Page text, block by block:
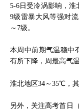
5-6日受冷涡影响，淮
9级雷暴大风等强对
～7级。
本周中前期气温稳中
有所下降，周最高气温
淮北地区34～35℃，
另外，关注高考首日